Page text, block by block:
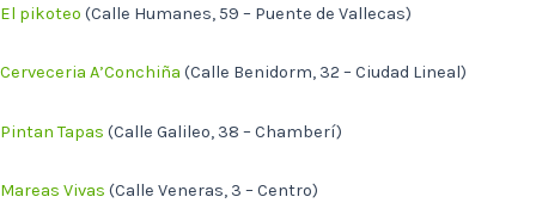
El pikoteo (Calle Humanes, 59 – Puente de Vallecas)
Cerveceria A’Conchiña (Calle Benidorm, 32 – Ciudad Lineal)
Pintan Tapas (Calle Galileo, 38 – Chamberí)
Mareas Vivas (Calle Veneras, 3 – Centro)